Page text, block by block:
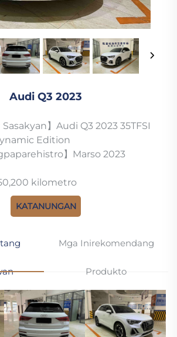
Audi Q3 2023
Sasakyan】Audi Q3 2023 35TFSI
Edition
】Marso 2023
kilometro
KATANUNGAN
Mga Inirekomendang
Produkto